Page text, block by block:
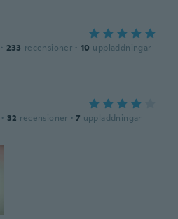
· 233 recensioner · 10 uppladdningar
· 32 recensioner · 7 uppladdningar